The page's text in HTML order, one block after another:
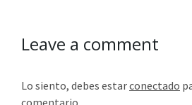
Leave a comment
Lo siento, debes estarconectado